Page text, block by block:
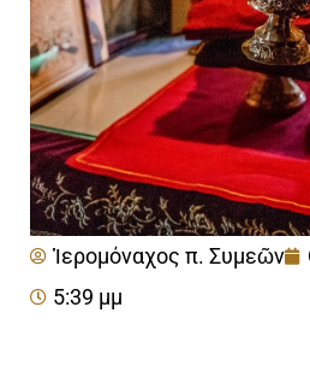
Ἱερομόναχος π. Συμεῶν
5:39 μμ